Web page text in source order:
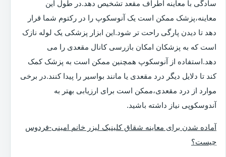
سادگی با معاینه اطراف مقعد تشخیص دهد.در طول این
معاینه،پزشک ممکن است یک آنوسکوپ را در رکتوم شما قرار
دهد تا دیدن پارگی راحت تر شود.این ابزار پزشکی یک لوله نازک
است که به پزشکان امکان بازرسی کانال مقعدی را می
دهد.استفاده از آنوسکوپ همچنین ممکن است به پزشک کمک
کند تا دلایل دیگر درد مقعدی یا مانند بواسیر را پیدا کنند.در برخی
موارد از درد مقعدی،ممکن است برای ارزیابی بهتر به
آندوسکوپی نیاز داشته باشید.
آماده شدن برای معاینه شقاق کلینیک لیزر خانم امینی-فردوس
چیست؟